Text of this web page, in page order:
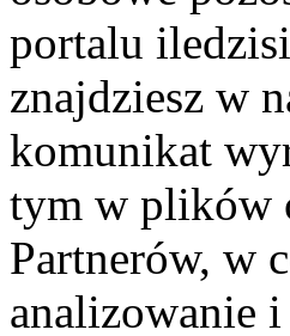
portalu
znajdziesz w
komunikat
tym w plików
Partnerów, w
analizowanie